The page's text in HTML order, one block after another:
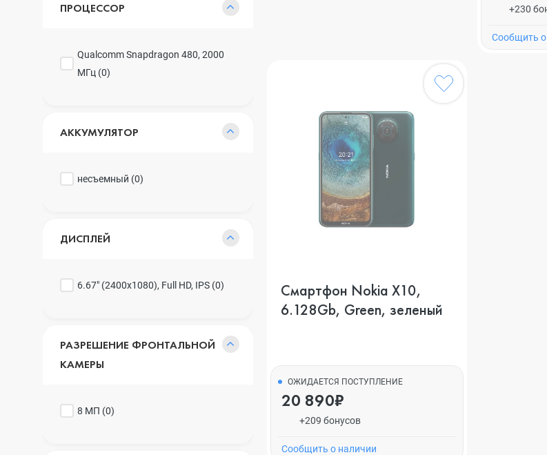
ПРОЦЕССОР
Qualcomm Snapdragon 480, 2000
МГц (0)
АККУМУЛЯТОР
несъемный (0)
ДИСПЛЕЙ
6.67" (2400x1080), Full HD, IPS (0)
РАЗРЕШЕНИЕ ФРОНТАЛЬНОЙ
КАМЕРЫ
8 МП (0)
+230
Cообщить
Смартфон Nokia X10,
6.128Gb, Green, зеленый
ОЖИДАЕТСЯ ПОСТУПЛЕНИЕ
20 890₽
+209 бонусов
Cообщить о наличии